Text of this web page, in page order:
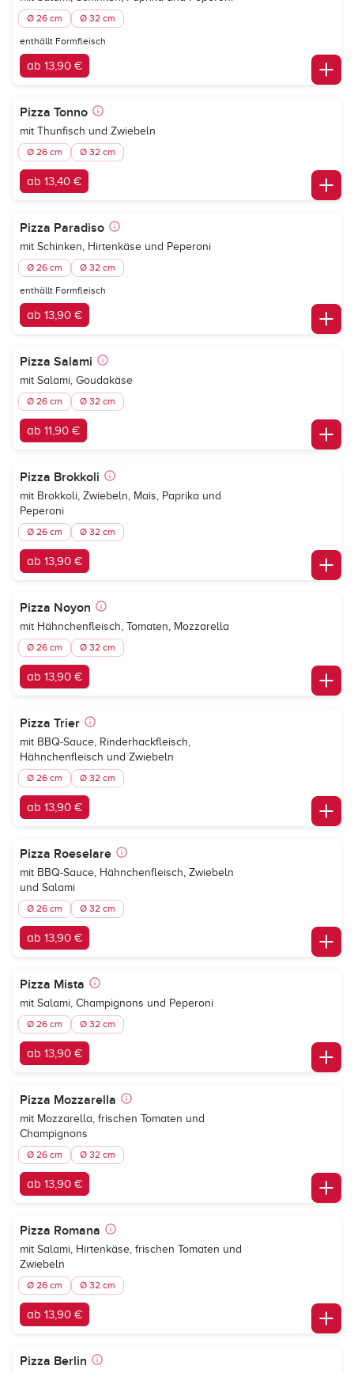
Ø 26 cm Ø 32 cm
enthällt Formfleisch
ab 13,90 €
Pizza Tonno
mit Thunfisch und Zwiebeln
Ø 26 cm Ø 32 cm
ab 13,40 €
Pizza Paradiso
mit Schinken, Hirtenkäse und Peperoni
Ø 26 cm Ø 32 cm
enthällt Formfleisch
ab 13,90 €
Pizza Salami
mit Salami, Goudakäse
Ø 26 cm Ø 32 cm
ab 11,90 €
Pizza Brokkoli
mit Brokkoli, Zwiebeln, Mais, Paprika und
Peperoni
Ø 26 cm Ø 32 cm
ab 13,90 €
Pizza Noyon
mit Hähnchenfleisch, Tomaten, Mozzarella
Ø 26 cm Ø 32 cm
ab 13,90 €
Pizza Trier
mit BBQ-Sauce, Rinderhackfleisch,
Hähnchenfleisch und Zwiebeln
Ø 26 cm Ø 32 cm
ab 13,90 €
Pizza Roeselare
mit BBQ-Sauce, Hähnchenfleisch, Zwiebeln
und Salami
Ø 26 cm Ø 32 cm
ab 13,90 €
Pizza Mista
mit Salami, Champignons und Peperoni
Ø 26 cm Ø 32 cm
ab 13,90 €
Pizza Mozzarella
mit Mozzarella, frischen Tomaten und
Champignons
Ø 26 cm Ø 32 cm
ab 13,90 €
Pizza Romana
mit Salami, Hirtenkäse, frischen Tomaten und
Zwiebeln
Ø 26 cm Ø 32 cm
ab 13,90 €
Pizza Berlin